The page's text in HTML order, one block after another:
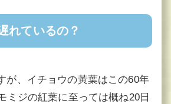
れているの？
が、イチョウの黃葉はこの60年
ミジの紅葉に至っては概ね20日